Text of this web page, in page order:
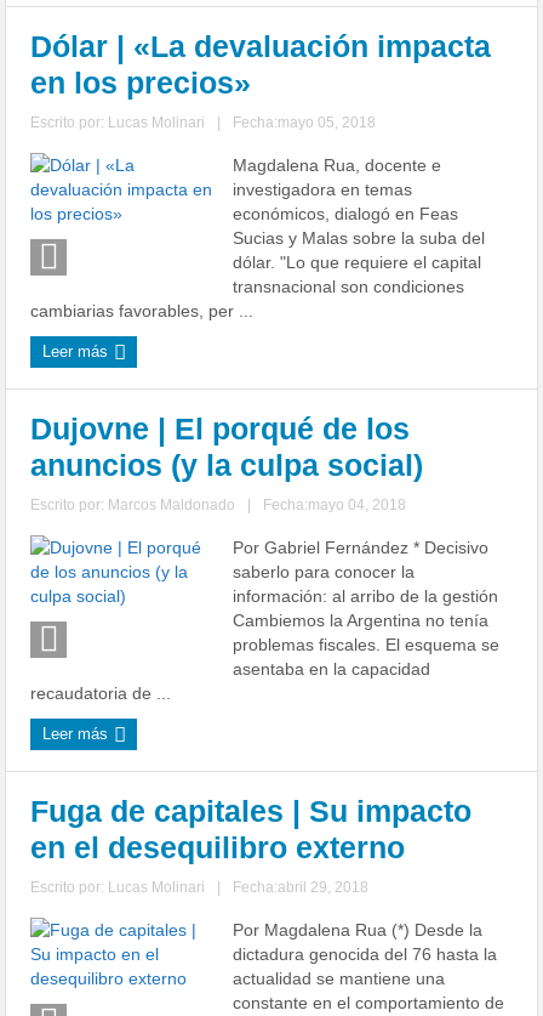
Dólar | «La devaluación impacta
en los precios»
Escrito por: Lucas Molinari Fecha:mayo 05, 2018
Magdalena Rua, docente e
investigadora en temas
económicos, dialogó en Feas
Sucias y Malas sobre la suba del
dólar. "Lo que requiere el capital
transnacional son condiciones
cambiarias favorables, per ...
Leer más
Dujovne | El porqué de los
anuncios (y la culpa social)
Escrito por: Marcos Maldonado Fecha:mayo 04, 2018
Por Gabriel Fernández * Decisivo
saberlo para conocer la
información: al arribo de la gestión
Cambiemos la Argentina no tenía
problemas fiscales. El esquema se
asentaba en la capacidad
recaudatoria de ...
Leer más
Fuga de capitales | Su impacto
en el desequilibro externo
Escrito por: Lucas Molinari Fecha:abril 29, 2018
Por Magdalena Rua (*) Desde la
dictadura genocida del 76 hasta la
actualidad se mantiene una
constante en el comportamiento de